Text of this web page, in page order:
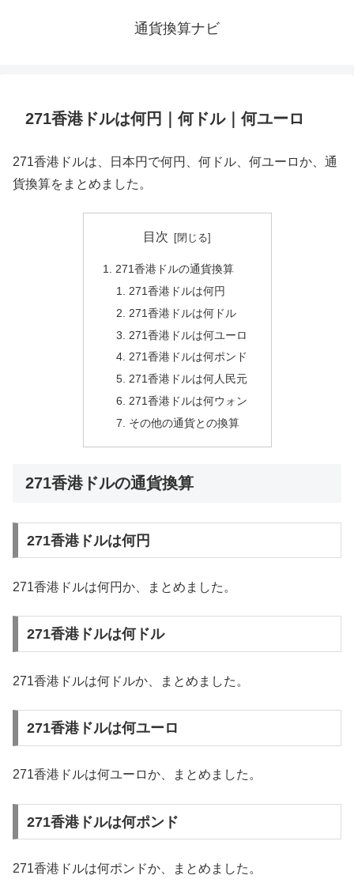
通貨換算ナビ
271香港ドルは何円｜何ドル｜何ユーロ
271香港ドルは、日本円で何円、何ドル、何ユーロか、通
貨換算をまとめました。
目次
271香港ドルの通貨換算
271香港ドルは何円
271香港ドルは何ドル
271香港ドルは何ユーロ
271香港ドルは何ポンド
271香港ドルは何人民元
271香港ドルは何ウォン
その他の通貨との換算
271香港ドルの通貨換算
271香港ドルは何円
271香港ドルは何円か、まとめました。
271香港ドルは何ドル
271香港ドルは何ドルか、まとめました。
271香港ドルは何ユーロ
271香港ドルは何ユーロか、まとめました。
271香港ドルは何ポンド
271香港ドルは何ポンドか、まとめました。